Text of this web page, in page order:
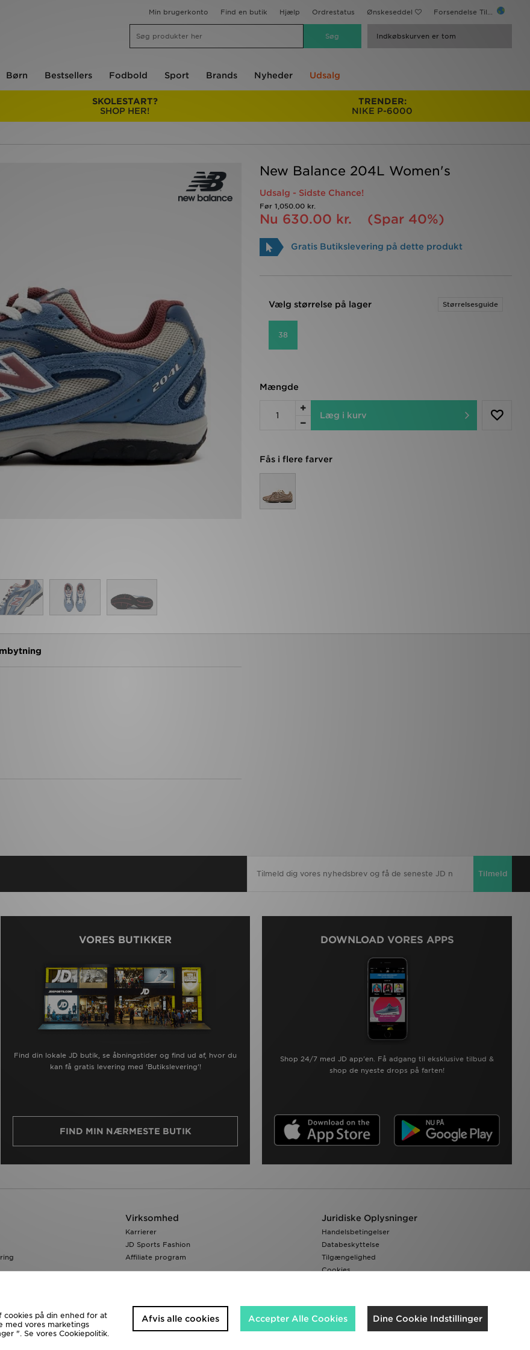
Min brugerkonto Find en butik Hjælp Ordrestatus Ønskeseddel Forsendelse Til...
Indkøbskurven er tom
Børn Bestsellers Fodbold Sport Brands Nyheder Udsalg
SKOLESTART?
SHOP HER!
TRENDER:
NIKE P-6000
New Balance 204L Women's
Udsalg - Sidste Chance!
Før 1,050.00 kr.
Nu 630.00 kr. (Spar 40%)
Gratis Butikslevering på dette produkt
Vælg størrelse på lager Størrelsesguide
38
Mængde
Læg i kurv
Fås i flere farver
Tilmeld
VORES BUTIKKER
Find din lokale JD butik, se åbningstider og find ud af, hvor du
kan få gratis levering med 'Butikslevering'!
FIND MIN NÆRMESTE BUTIK
DOWNLOAD VORES APPS
Shop 24/7 med JD app'en. Få adgang til eksklusive tilbud &
shop de nyeste drops på farten!
Virksomhed
Karrierer
JD Sports Fashion
Affiliate program
Juridiske Oplysninger
Handelsbetingelser
Databeskyttelse
Tilgængelighed
Cookies
Vi accepterer de følgende betalingsmetoder
cookies på din enhed for at
med vores marketings
". Se vores Cookiepolitik.
Dine Cookie Indstillinger
Accepter Alle Cookies
Afvis alle cookies